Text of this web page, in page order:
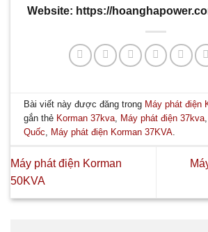
Website: https://
Bài viết này được đăng trong Máy phát điện
gắn thẻ Korman 37kva, Máy phát điện 37kva
Quốc, Máy phát điện Korman 37KVA.
Máy phát điện Korman
50KVA